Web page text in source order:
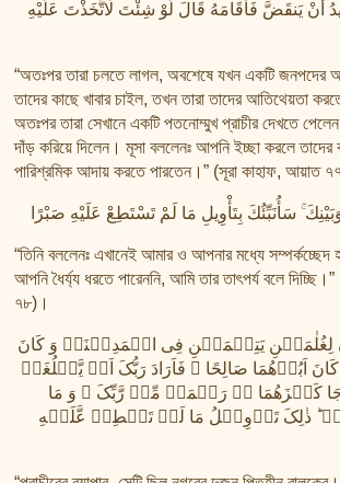
أَنْ يَنقَضَّ فَأَقَامَهُ قَالَ لَوْ شِئْتَ لَاتَّخَذْتَ عَلَيْهِ
“অতঃপর তারা চলতে লাগল, অবশেষে যখন একটি জনপদের
তাদের কাছে খাবার চাইল, তখন তারা তাদের আতিথেয়তা
অতঃপর তারা সেখানে একটি পতনোম্মুখ প্রাচীর দেখতে
দাঁড় করিয়ে দিলেন। মূসা বললেনঃ আপনি ইচ্ছা করলে
পারিশ্রমিক আদায় করতে পারতেন।” (সূরা কাহাফ, আয়াত
سَأُنَبِّئُكَ بِتَأْوِيلِ مَا لَمْ تَسْتَطِعْ عَلَيْهِ صَبْرًا
“তিনি বললেনঃ এখানেই আমার ও আপনার মধ্যে সম্পর্কচ্ছেদ
আপনি ধৈর্য্য ধরতে পারেননি, আমি তার তাৎপর্য বলে
৭৮)।
لِغُلٰمَیۡنِ یَتِیۡمَیۡنِ فِی الۡمَدِیۡنَۃِ وَ کَانَ
اَبُوۡهُمَا صَالِحًا ۚ فَاَرَادَ رَبُّکَ اَنۡ یَّبۡلُغَاۤ
کَنۡزَهُمَا ٭ۖ رَحۡمَۃً مِّنۡ رَّبِّکَ ۚ وَ مَا
ذٰلِکَ تَاۡوِیۡلُ مَا لَمۡ تَسۡطِعۡ عَّلَیۡهِ